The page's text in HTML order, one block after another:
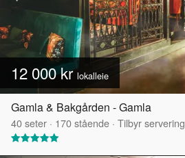
12 000 krlokalleie
Gamla & Bakgården - Gamla
40seter · 170stående · Tilbyr servering